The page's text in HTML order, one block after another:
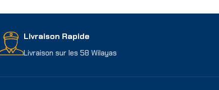
Livraison Rapide
Livraison sur les 58 Wilayas